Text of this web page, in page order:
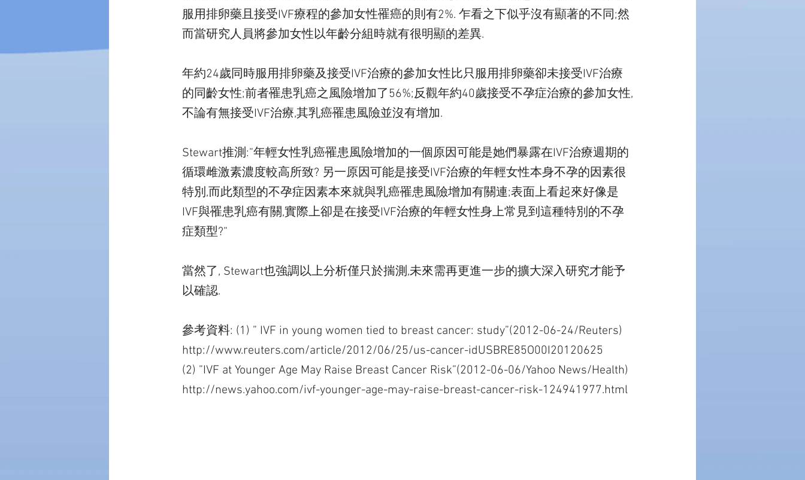
服用排卵藥且接受IVF療程的參加女性罹癌的則有2%. 乍看之下似乎沒有顯著的不同;然
而當研究人員將參加女性以年齡分組時就有很明顯的差異.
年約24歲同時服用排卵藥及接受IVF治療的參加女性比只服用排卵藥卻未接受IVF治療
的同齡女性;前者罹患乳癌之風險增加了56%;反觀年約40歲接受不孕症治療的參加女性,
不論有無接受IVF治療,其乳癌罹患風險並沒有增加.
Stewart推測:”年輕女性乳癌罹患風險增加的一個原因可能是她們暴露在IVF治療週期的
循環雌激素濃度較高所致? 另一原因可能是接受IVF治療的年輕女性本身不孕的因素很
特別,而此類型的不孕症因素本來就與乳癌罹患風險增加有關連;表面上看起來好像是
IVF與罹患乳癌有關,實際上卻是在接受IVF治療的年輕女性身上常見到這種特別的不孕
症類型?”
當然了, Stewart也強調以上分析僅只於揣測,未來需再更進一步的擴大深入研究才能予
以確認.
參考資料: (1) ” IVF in young women tied to breast cancer: study”(2012-06-24/Reuters)
http://www.reuters.com/article/2012/06/25/us-cancer-idUSBRE85O00I20120625
(2) ”IVF at Younger Age May Raise Breast Cancer Risk”(2012-06-06/Yahoo News/Health)
http://news.yahoo.com/ivf-younger-age-may-raise-breast-cancer-risk-124941977.html